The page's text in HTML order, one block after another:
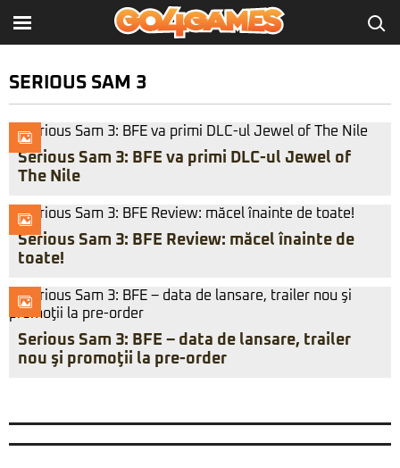
SERIOUS SAM 3
Serious Sam 3: BFE va primi DLC-ul Jewel of
The Nile
Serious Sam 3: BFE Review: măcel înainte de
toate!
Serious Sam 3: BFE – data de lansare, trailer
nou şi promoţii la pre-order